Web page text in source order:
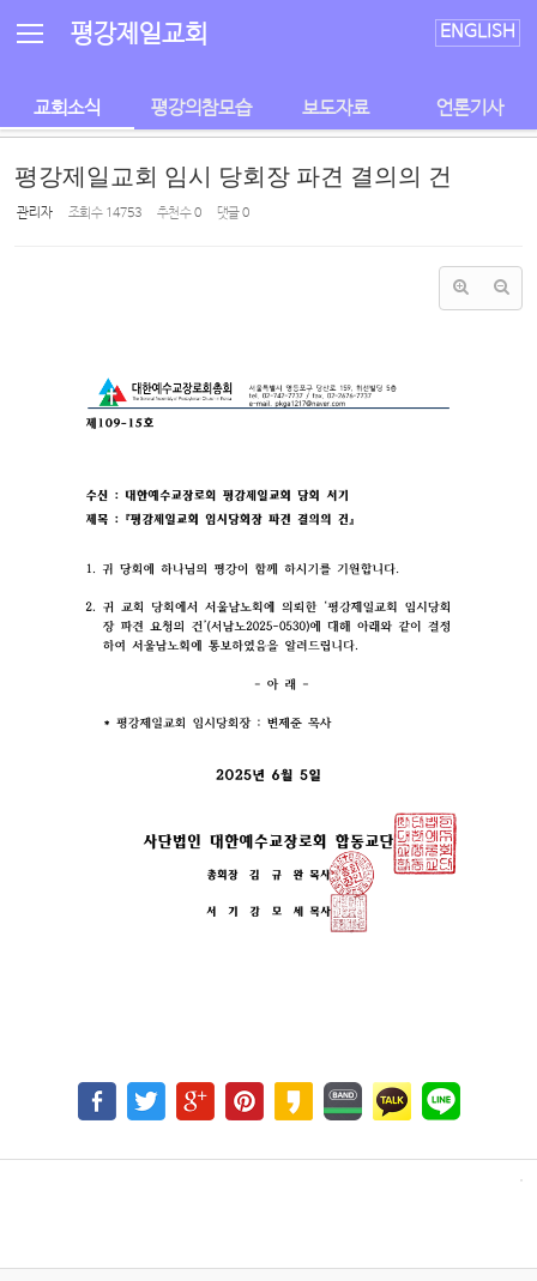
평강제일교회 ENGLISH
교회소식 평강의참모습 보도자료 언론기사
평강제일교회 임시 당회장 파견 결의의 건
관리자 조회 수 14753 추천 수0 댓글0